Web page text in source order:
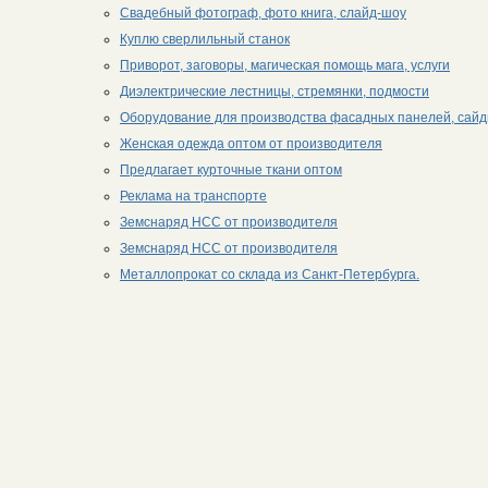
Свадебный фотограф, фото книга, слайд-шоу
Куплю сверлильный станок
Приворот, заговоры, магическая помощь мага, услуги
Диэлектрические лестницы, стремянки, подмости
Оборудование для производства фасадных панелей,
Женская одежда оптом от производителя
Предлагает курточные ткани оптом
Реклама на транспорте
Земснаряд НСС от производителя
Земснаряд НСС от производителя
Металлопрокат со склада из Санкт-Петербурга.